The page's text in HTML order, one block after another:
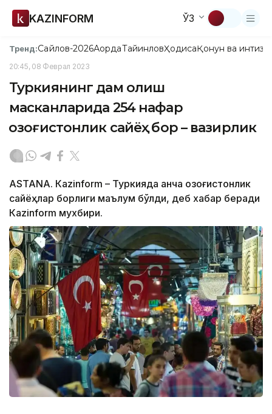
KAZINFORM ЎЗ
Тренд:Сайлов-2026АқордаТайинловҲодисаҚонун ва
20:45, 08 Феврал 2023
Туркиянинг дам олиш
масканларида 254 нафар
қозоғистонлик сайёҳ бор – вазирлик
ASTANА. Кazinform – Туркияда қанча қозоғистонлик
сайёҳлар борлиги маълум бўлди, деб хабар беради
Кazinform мухбири.